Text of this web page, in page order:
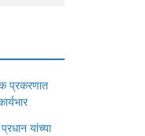
प्रकरणात
यांच्या